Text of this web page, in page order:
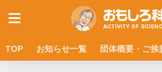
TOP お知らせ一覧 団体概要・ご挨